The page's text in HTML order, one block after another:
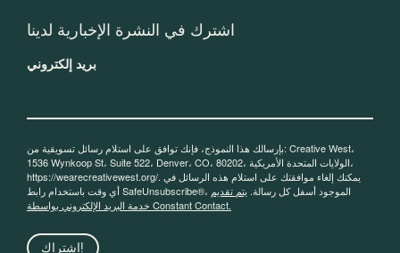
اشترك في النشرة الإخبارية لدينا
بريد إلكتروني
بإرسالك هذا النموذج، فإنك توافق على استلام رسائل تسويقية من: Creative West،
1536 Wynkoop St، Suite 522، Denver، CO، 80202، الولايات المتحدة الأمريكية،
https://wearecreativewest.org/. يمكنك إلغاء موافقتك على استلام هذه الرسائل في
أي وقت باستخدام رابط SafeUnsubscribe®، الموجود أسفل كل رسالة. يتم تقديم
خدمة البريد الإلكتروني بواسطة Constant Contact.
اشتراك!